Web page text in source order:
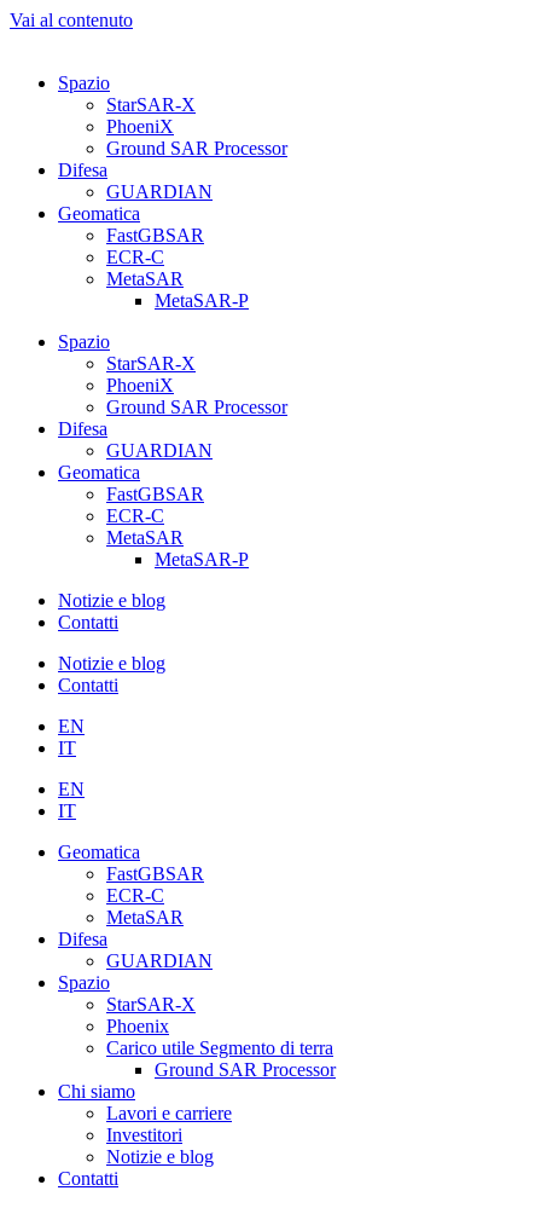
Vai al contenuto
Spazio
StarSAR-X
PhoeniX
Ground SAR Processor
Difesa
GUARDIAN
Geomatica
FastGBSAR
ECR-C
MetaSAR
MetaSAR-P
Spazio
StarSAR-X
PhoeniX
Ground SAR Processor
Difesa
GUARDIAN
Geomatica
FastGBSAR
ECR-C
MetaSAR
MetaSAR-P
Notizie e blog
Contatti
Notizie e blog
Contatti
EN
IT
EN
IT
Geomatica
FastGBSAR
ECR-C
MetaSAR
Difesa
GUARDIAN
Spazio
StarSAR-X
Phoenix
Carico utile Segmento di terra
Ground SAR Processor
Chi siamo
Lavori e carriere
Investitori
Notizie e blog
Contatti